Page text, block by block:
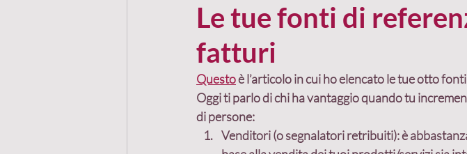
Gestione clienti
Recensioni Mastermind Crescita
Le tue fonti di
fatturi
Questo è l’articolo in cui ho elencato le tue otto
Oggi ti parlo di chi ha vantaggio quando tu
di persone:
Venditori (o segnalatori retribuiti): è